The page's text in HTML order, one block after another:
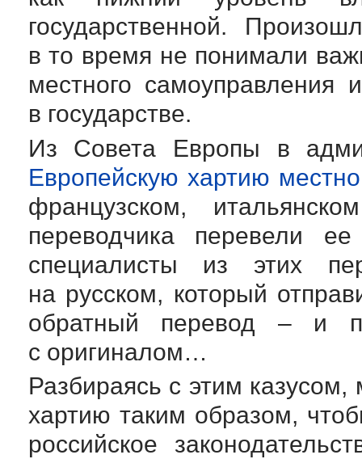
государственной.
в то время не понимали
местного самоуправления
в государстве.
Из Совета Европы в
Европейскую хартию
французском,
переводчика перевели
специалисты из этих
на русском, который
обратный перевод – и
с оригиналом…
Разбираясь с этим
хартию таким образом,
российское